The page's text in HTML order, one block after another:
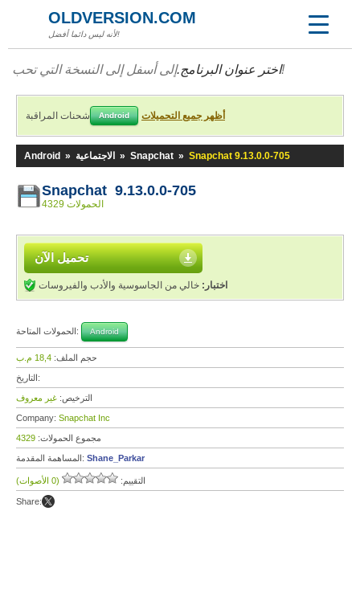
OLDVERSION.COM
لأنه ليس دائما أفضل!
اختر عنوان البرنامج.إلى أسفل إلى النسخة التي تحب!
شحنات المراقبة Android أظهر جميع التحميلات
Android » الاجتماعية » Snapchat » Snapchat 9.13.0.0-705
Snapchat 9.13.0.0-705
4329 الحمولات
تحميل الآن
اختبار: خالي من الجاسوسية والأدب والفيروسات
الحمولات المتاحة: Android
حجم الملف: 18,4 م.ب
التاريخ:
الترخيص: غير معروف
Company: Snapchat Inc
مجموع الحمولات: 4329
المساهمة المقدمة: Shane_Parkar
التقييم: (0 الأصوات)
Share: